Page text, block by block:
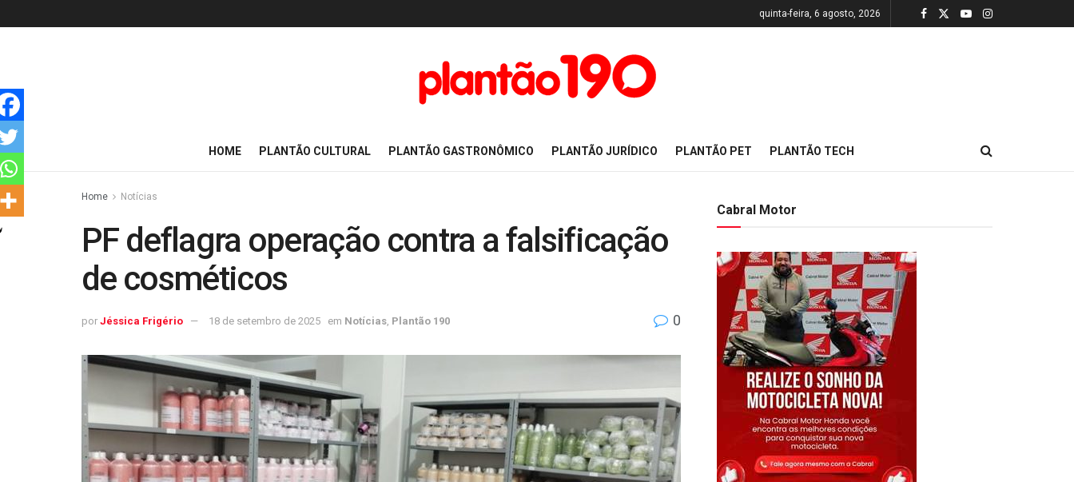
quinta-feira, 6 agosto, 2026
HOME PLANTÃO CULTURAL PLANTÃO GASTRONÔMICO PLANTÃO JURÍDICO PLANTÃO PET PLANTÃO TECH
Home Notícias
PF deflagra operação contra a falsificação
de cosméticos
por Jéssica Frigério 18 de setembro de 2025 em Notícias Plantão 190 0
Cabral Motor